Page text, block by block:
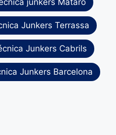
junkers Mataró
Junkers Terrassa
Junkers Cabrils
Junkers Barcelona